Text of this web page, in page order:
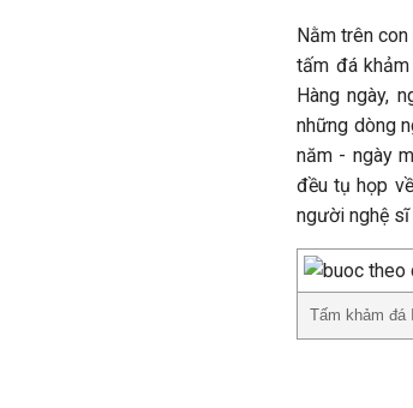
Nằm trên
tấm đá
Hàng ngày,
những dòng
năm - ngày
đều tụ họp
người nghệ
Tấm khảm đá